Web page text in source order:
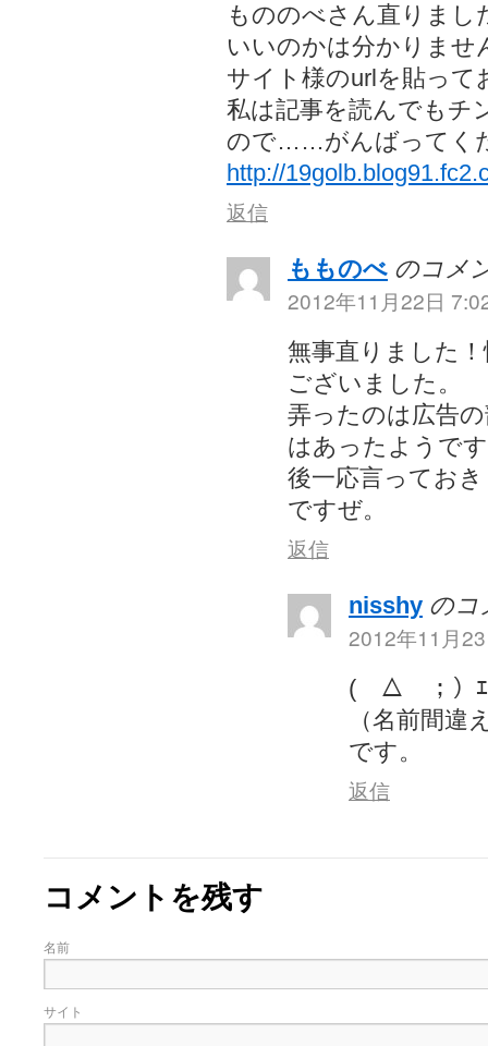
もののべさん直りまし
いいのかは分かりませ
サイト様のurlを貼って
私は記事を読んでもチ
ので……がんばってく
http://
返信
もものべ のコメ
2012年11月22日
無事直りました
ございました。
弄ったのは広告
はあったようで
後一応言ってお
ですぜ。
返信
nisshy のコ
2012年11月
(￣△￣；
（名前間
です。
返信
コメントを残す
名前
サイト